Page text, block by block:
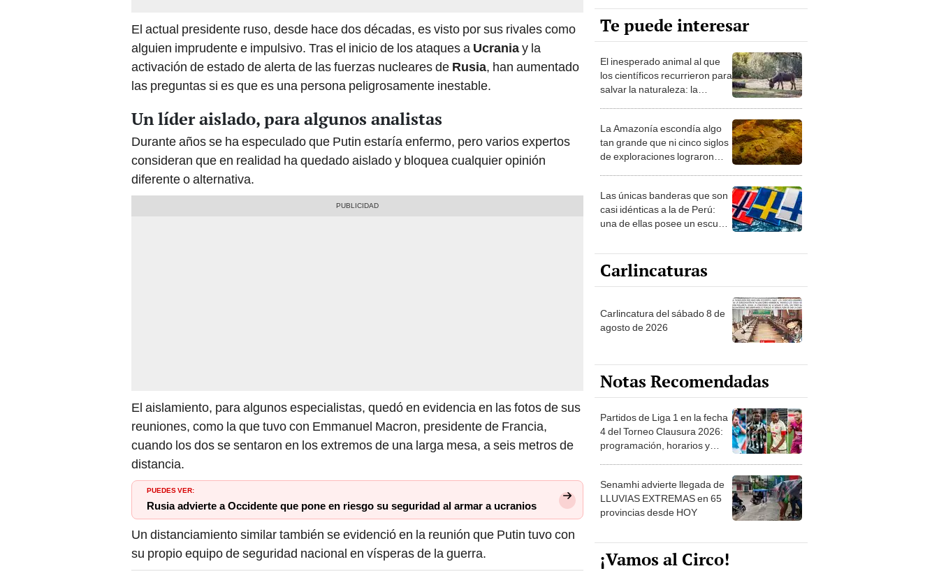
El actual presidente ruso, desde hace dos décadas, es visto por sus rivales como
alguien imprudente e impulsivo. Tras el inicio de los ataques a Ucraniay la
activación de estado de alerta de las fuerzas nucleares de Rusia, han aumentado
las preguntas si es que es una persona peligrosamente inestable.
Un líder aislado, para algunos analistas
Durante años se ha especulado que Putin estaría enfermo, pero varios expertos
consideran que en realidad ha quedado aislado y bloquea cualquier opinión
diferente o alternativa.
El aislamiento, para algunos especialistas, quedó en evidencia en las fotos de sus
reuniones, como la que tuvo con Emmanuel Macron, presidente de Francia,
cuando los dos se sentaron en los extremos de una larga mesa, a seis metros de
distancia.
PUEDES VER:
Rusia advierte a Occidente que pone en riesgo su seguridad al armar a ucranios
Un distanciamiento similar también se evidenció en la reunión que Putin tuvo con
su propio equipo de seguridad nacional en vísperas de la guerra.
Te puede interesar
El inesperado animal al que
los científicos recurrieron para
salvar la naturaleza: la
desierto en un paisaje con
más vida
La Amazonía escondía algo
tan grande que ni cinco siglos
de exploraciones lograron
sabía sobre su pasado
Las únicas banderas que son
casi idénticas a la de Perú:
una de ellas posee un escudo
Carlincaturas
Carlincatura del sábado 8 de
agosto de 2026
Notas Recomendadas
Partidos de Liga 1 en la fecha
4 del Torneo Clausura 2026:
programación, horarios y
Senamhi advierte llegada de
LLUVIAS EXTREMAS en 65
provincias desde HOY
¡Vamos al Circo!